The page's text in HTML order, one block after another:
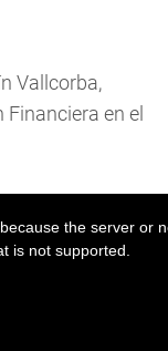
Vallcorba,
en el